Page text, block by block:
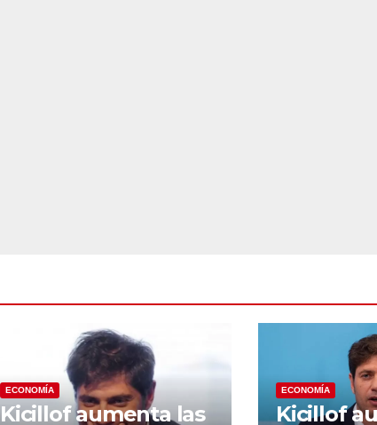
ECONOMÍA
Kicillof aumenta las
ECONOMÍA
Kicillof